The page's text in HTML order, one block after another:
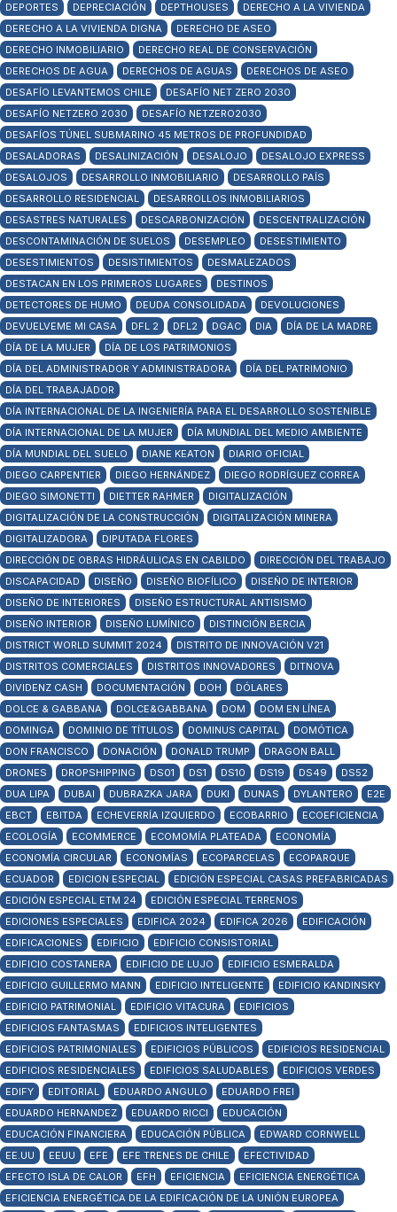
DEPORTES
DEPRECIACIÓN DEPTHOUSES
DERECHO A LA VIVIENDA
DERECHO A LA VIVIENDA DIGNA
DERECHO DE ASEO
DERECHO INMOBILIARIO
DERECHO REAL DE CONSERVACIÓN
DERECHOS DE AGUA
DERECHOS DE AGUAS
DERECHOS DE ASEO
DESAFÍO LEVANTEMOS CHILE
DESAFÍO NET ZERO 2030
DESAFÍO NETZERO 2030
DESAFÍO NETZERO2030
DESAFÍOS TÚNEL SUBMARINO 45 METROS DE PROFUNDIDAD
DESALADORAS
DESALINIZACIÓN DESALOJO
DESALOJO EXPRESS
DESALOJOS
DESARROLLO INMOBILIARIO
DESARROLLO PAÍS
DESARROLLO RESIDENCIAL
DESARROLLOS INMOBILIARIOS
DESASTRES NATURALES
DESCARBONIZACIÓN
DESCENTRALIZACIÓN
DESCONTAMINACIÓN DE SUELOS
DESEMPLEO
DESESTIMIENTO
DESESTIMIENTOS
DESISTIMIENTOS
DESMALEZADOS
DESTACAN EN LOS PRIMEROS LUGARES
DESTINOS
DETECTORES DE HUMO
DEUDA CONSOLIDADA
DEVOLUCIONES
DEVUELVEME MI CASA
DFL 2 DFL2 DGAC DIA
DÍA DE LA MADRE
DÍA DE LA MUJER
DÍA DE LOS PATRIMONIOS
DÍA DEL ADMINISTRADOR Y ADMINISTRADORA
DÍA DEL PATRIMONIO
DÍA DEL TRABAJADOR
DÍA INTERNACIONAL DE LA INGENIERÍA PARA EL DESARROLLO SOSTENIBLE
DÍA INTERNACIONAL DE LA MUJER
DÍA MUNDIAL DEL MEDIO AMBIENTE
DÍA MUNDIAL DEL SUELO
DIANE KEATON
DIARIO OFICIAL
DIEGO CARPENTIER
DIEGO HERNÁNDEZ
DIEGO RODRÍGUEZ CORREA
DIEGO SIMONETTI
DIETTER RAHMER
DIGITALIZACIÓN
DIGITALIZACIÓN DE LA CONSTRUCCIÓN
DIGITALIZACIÓN MINERA
DIGITALIZADORA
DIPUTADA FLORES
DIRECCIÓN DE OBRAS HIDRÁULICAS EN CABILDO
DIRECCIÓN DEL TRABAJO
DISCAPACIDAD
DISEÑO DISEÑO BIOFÍLICO
DISEÑO DE INTERIOR
DISEÑO DE INTERIORES
DISEÑO ESTRUCTURAL ANTISISMO
DISEÑO INTERIOR
DISEÑO LUMÍNICO
DISTINCIÓN BERCIA
DISTRICT WORLD SUMMIT 2024
DISTRITO DE INNOVACIÓN V21
DISTRITOS COMERCIALES
DISTRITOS INNOVADORES
DITNOVA
DIVIDENZ CASH
DOCUMENTACIÓN DOH
DÓLARES
DOLCE & GABBANA
DOLCE&GABBANA DOM
DOM EN LÍNEA
DOMINGA
DOMINIO DE TÍTULOS DOMINUS CAPITAL
DOMÓTICA
DON FRANCISCO
DONACIÓN DONALD TRUMP
DRAGON BALL
DRONES
DROPSHIPPING DS01 DS1 DS10 DS19 DS49
DS52
DUA LIPA
DUBAI DUBRAZKA JARA DUKI DUNAS DYLANTERO
E2E
EBCT
EBITDA ECHEVERRÍA IZQUIERDO ECOBARRIO
ECOEFICIENCIA
ECOLOGÍA
ECOMMERCE ECOMOMÍA PLATEADA
ECONOMÍA
ECONOMÍA CIRCULAR
ECONOMÍAS ECOPARCELAS
ECOPARQUE
ECUADOR
EDICION ESPECIAL
EDICIÓN ESPECIAL CASAS PREFABRICADAS
EDICIÓN ESPECIAL ETM 24
EDICIÓN ESPECIAL TERRENOS
EDICIONES ESPECIALES
EDIFICA 2024 EDIFICA 2026
EDIFICACIÓN
EDIFICACIONES
EDIFICIO
EDIFICIO CONSISTORIAL
EDIFICIO COSTANERA
EDIFICIO DE LUJO
EDIFICIO ESMERALDA
EDIFICIO GUILLERMO MANN
EDIFICIO INTELIGENTE
EDIFICIO KANDINSKY
EDIFICIO PATRIMONIAL
EDIFICIO VITACURA
EDIFICIOS
EDIFICIOS FANTASMAS
EDIFICIOS INTELIGENTES
EDIFICIOS PATRIMONIALES
EDIFICIOS PÚBLICOS
EDIFICIOS RESIDENCIAL
EDIFICIOS RESIDENCIALES
EDIFICIOS SALUDABLES
EDIFICIOS VERDES
EDIFY
EDITORIAL EDUARDO ANGULO
EDUARDO FREI
EDUARDO HERNANDEZ
EDUARDO RICCI
EDUCACIÓN
EDUCACIÓN FINANCIERA
EDUCACIÓN PÚBLICA
EDWARD CORNWELL
EE.UU
EEUU EFE EFE TRENES DE CHILE
EFECTIVIDAD
EFECTO ISLA DE CALOR
EFH EFICIENCIA
EFICIENCIA ENERGÉTICA
EFICIENCIA ENERGÉTICA DE LA EDIFICACIÓN DE LA UNIÓN EUROPEA